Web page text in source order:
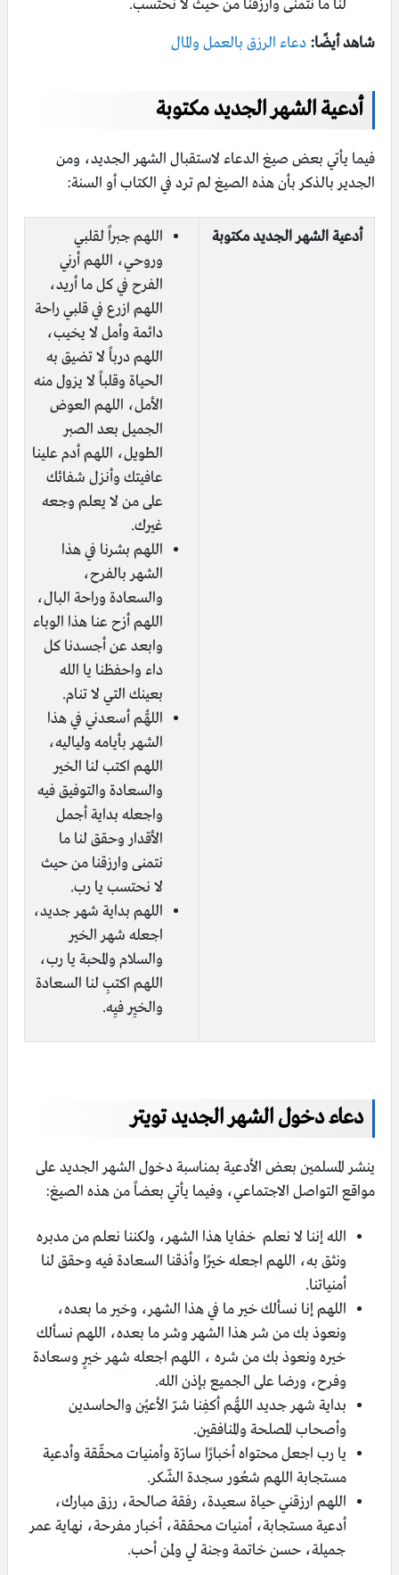
لنا ما نتمنى وارزقنا من حيث لا نحتسب.
شاهد أيضًا: دعاء الرزق بالعمل والمال
أدعية الشهر الجديد مكتوبة
فيما يأتي بعض صيغ الدعاء لاستقبال الشهر الجديد، ومن
الجدير بالذكر بأن هذه الصيغ لم ترد في الكتاب أو السنة:
أدعية الشهر الجديد مكتوبة
اللهم جبراً لقلبي
وروحي، اللهم أرني
الفرح في كل ما أريد،
اللهم ازرع في قلبي راحة
دائمة وأمل لا يخيب،
اللهم درباً لا تضيق به
الحياة وقلباً لا يزول منه
الأمل، اللهم العوض
الجميل بعد الصبر
الطويل، اللهم أدم علينا
عافيتك وأنزل شفائك
على من لا يعلم وجعه
غيرك.
اللهم بشرنا في هذا
الشهر بالفرح،
والسعادة وراحة البال،
اللهم أزح عنا هذا الوباء
وابعد عن أجسدنا كل
داء واحفظنا يا الله
بعينك التي لا تنام.
اللهُّم أسعدني في هذا
الشهر بأيامه ولياليه،
اللهم اكتب لنا الخير
والسعادة والتوفيق فيه
واجعله بداية أجمل
الأقدار وحقق لنا ما
نتمنى وارزقنا من حيث
لا نحتسب يا رب.
اللهم بداية شهر جديد،
اجعله شهر الخير
والسلام والمحبة يا رب،
اللهم اكتبِ لنا السعادة
والخيِر فيِه.
دعاء دخول الشهر الجديد تويتر
ينشر المسلمين بعض الأدعية بمناسبة دخول الشهر الجديد على
مواقع التواصل الاجتماعي، وفيما يأتي بعضاً من هذه الصيغ:
الله إننا لا نعلم خفايا هذا الشهر، ولكننا نعلم من مدبره
ونثق به، اللهم اجعله خيرًا وأذقنا السعادة فيه وحقق لنا
أمنياتنا.
اللهم إنا نسألك خير ما في هذا الشهر، وخير ما بعده،
ونعوذ بك من شر هذا الشهر وشر ما بعده، اللهم نسألك
خيره ونعوذ بك من شره ، اللهم اجعله شهر خيرٍ وسعادة
وفرح، ورضا على الجميع بإذن الله.
بداية شهر جديد اللهُّم أكفِنا شرّ الأعيُن والحاسدين
وأصحاب المصلحة والمنافقين.
يا رب اجعل محتواه أخبارًا سارّة وأمنيات محقّقة وأدعية
مستجابة اللهم شعُور سجدة الشّكر.
اللهم ارزقني حياة سعيدة، رفقة صالحة، رزق مبارك،
أدعية مستجابة، أمنيات محققة، أخبار مفرحة، نهاية عمر
جميلة، حسن خاتمة وجنة لي ولمن أحب.